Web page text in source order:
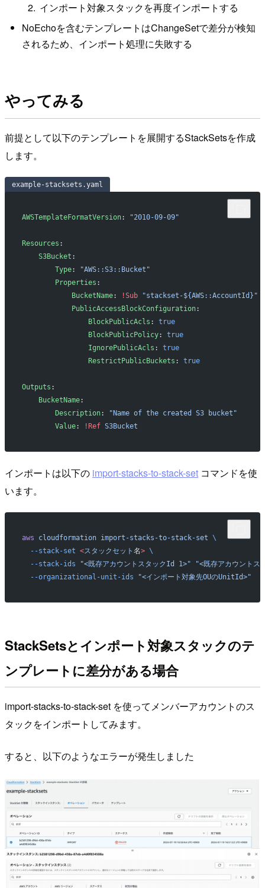
インポート対象スタックを再度インポートする
NoEchoを含むテンプレートはChangeSetで差分が検知
されるため、インポート処理に失敗する
やってみる
前提として以下のテンプレートを展開するStackSetsを作成
します。
example-stacksets.yaml
AWSTemplateFormatVersion: "2010-09-09"
Resources :
    S3Bucket
:
        Type
:
"AWS::S3::Bucket"
        Properties
:
            BucketName
: !Sub "stackset-${AWS::AccountId}"
            PublicAccessBlockConfiguration
:
                BlockPublicAcls
: true
                BlockPublicPolicy
: true
                IgnorePublicAcls
: true
                RestrictPublicBuckets
: true
Outputs :
    BucketName
:
        Description
:
"Name of the created S3 bucket"
        Value
: !Ref S3Bucket
インポートは以下の import-stacks-to-stack-set コマンドを使
います。
aws cloudformation import-stacks-to-stack-set \
  --stack-set
<スタックセット 名> \
  --stack-ids
"<既存アカウントスタックId 1>" "<既存アカウント
  --organizational-unit-ids
"<インポート対象先OUのUnitId>"
StackSetsとインポート対象スタックのテ
ンプレートに差分がある場合
import-stacks-to-stack-set を使ってメンバーアカウントのス
タックをインポートしてみます。
すると、以下のようなエラーが発生しました